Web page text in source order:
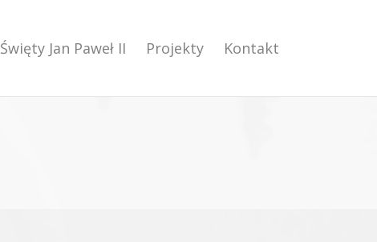
Święty Jan Paweł II Projekty Kontakt